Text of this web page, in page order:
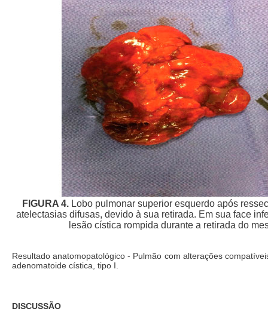
FIGURA 4. Lobo pulmonar superior esquerdo após
atelectasias difusas, devido à sua retirada. Em sua face
lesão cística rompida durante a retirada do
Resultado anatomopatológico - Pulmão com alterações
adenomatoide cística, tipo I.
DISCUSSÃO